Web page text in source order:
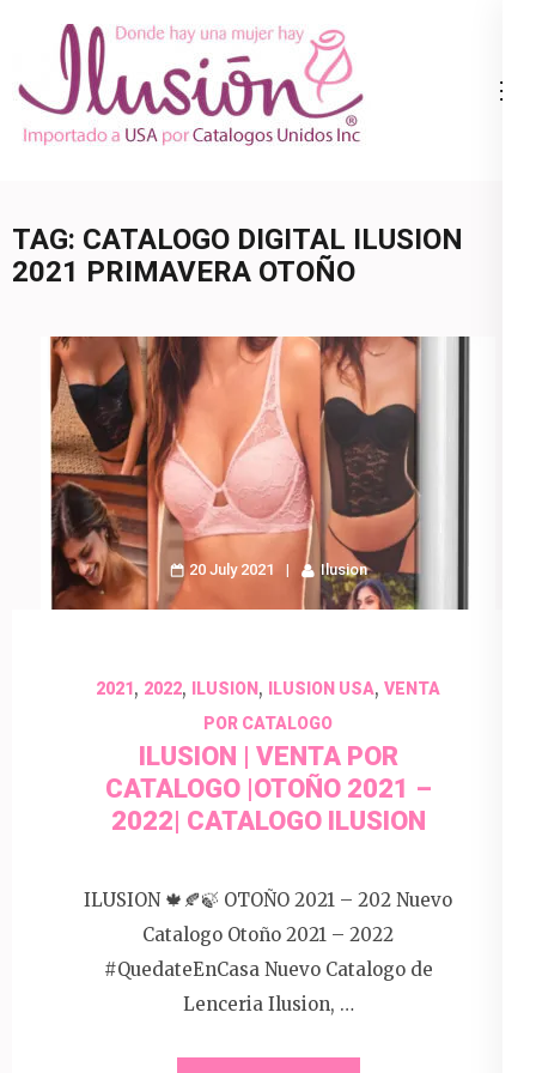
content
(Press
Ropa Interior
800.825.9452
TAG: CATALOGO DIGITAL ILUSION
2021 PRIMAVERA OTOÑO
20 July 2021 Ilusion
2021, 2022, ILUSION , ILUSION USA, VENTA
POR CATALOGO
ILUSION | VENTA POR
CATALOGO |OTOÑO 2021 –
2022| CATALOGO ILUSION
ILUSION 🍁🍂🍃 OTOÑO 2021 – 202 Nuevo
Catalogo Otoño 2021 – 2022
#QuedateEnCasa Nuevo Catalogo de
Lenceria Ilusion, …